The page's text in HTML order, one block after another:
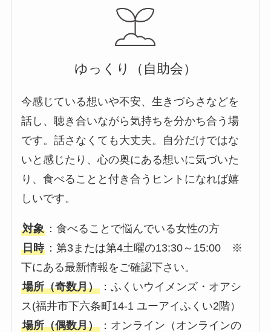
ゆっくり（自助会）
今感じている想いや不安、生きづらさなどを
話し、聴き合いながら気持ちを分かち合う場
です。話さなくても大丈夫。自分だけではな
いと感じたり、心の奥にある想いに気づいた
り、食べることと付き合うヒントになれば嬉
しいです。
対象 ：食べることで悩んでいる女性の方
日時 ：第3または第4土曜の13:30～15:00 ※
下にある最新情報をご確認下さい。
場所（奇数月） ：ふくいウイメンズ・オアシ
ス(福井市下六条町14-1 ユーアイふくい2階）
場所（偶数月） ：オンライン（オンラインの